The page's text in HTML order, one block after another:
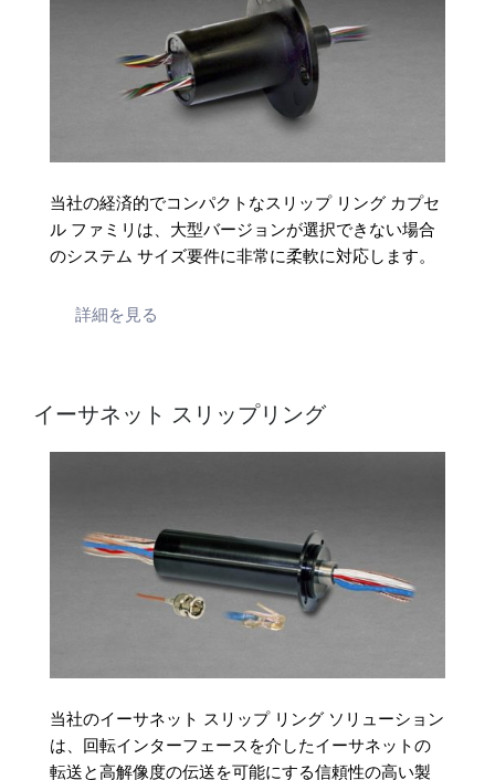
当社の経済的でコンパクトなスリップ リング カプセ
ル ファミリは、大型バージョンが選択できない場合
のシステム サイズ要件に非常に柔軟に対応します。
詳細を見る
イーサネット スリップリング
当社のイーサネット スリップ リング ソリューション
は、回転インターフェースを介したイーサネットの
転送と高解像度の伝送を可能にする信頼性の高い製